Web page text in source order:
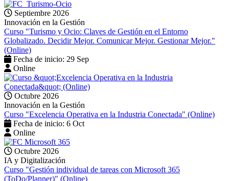
Septiembre 2026
Innovación en la Gestión
Curso "Turismo y Ocio: Claves de Gestión en el Entorno
Globalizado. Decidir Mejor. Comunicar Mejor. Gestionar Mejor."
(Online)
Fecha de inicio: 29 Sep
Online
Octubre 2026
Innovación en la Gestión
Curso "Excelencia Operativa en la Industria Conectada" (Online)
Fecha de inicio: 6 Oct
Online
Octubre 2026
IA y Digitalización
Curso "Gestión individual de tareas con Microsoft 365
(ToDo/Planner)" (Online)